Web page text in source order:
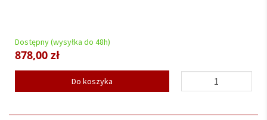
Dostępny (wysyłka do 48h)
878,00 zł
Do koszyka